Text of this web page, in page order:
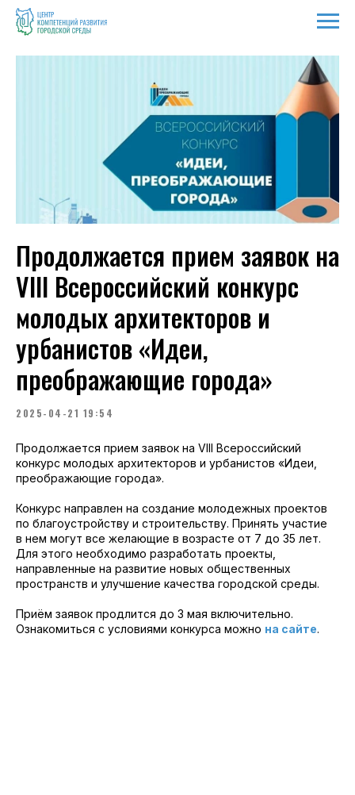
Продолжается прием заявок на
VIII Всероссийский конкурс
молодых архитекторов и
урбанистов «Идеи,
преображающие города»
2025-04-21 19:54
Продолжается прием заявок на VIII Всероссийский
конкурс молодых архитекторов и урбанистов «Идеи,
преображающие города».
Конкурс направлен на создание молодежных проектов
по благоустройству и строительству. Принять участие
в нем могут все желающие в возрасте от 7 до 35 лет.
Для этого необходимо разработать проекты,
направленные на развитие новых общественных
пространств и улучшение качества городской среды.
Приём заявок продлится до 3 мая включительно.
Ознакомиться с условиями конкурса можно на сайте.